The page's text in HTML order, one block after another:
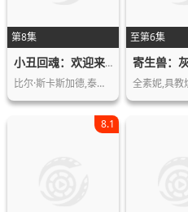
第8集
小丑回魂：欢迎来到德里镇第一季
比尔·斯卡斯加德,泰勒·佩奇,詹姆斯·…
至第6集
8.1